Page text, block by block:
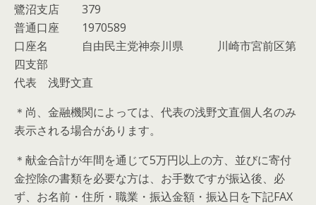
鷺沼支店 379
普通口座 1970589
口座名 自由民主党神奈川県 川崎市宮前区第
四支部
代表 浅野文直
＊尚、金融機関によっては、代表の浅野文直個人名のみ
表示される場合があります。
＊献金合計が年間を通じて5万円以上の方、並びに寄付
金控除の書類を必要な方は、お手数ですが振込後、必
ず、お名前・住所・職業・振込金額・振込日を下記FAX